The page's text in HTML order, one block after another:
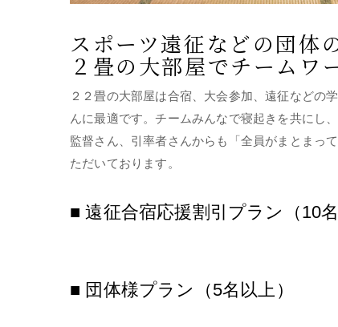
スポーツ遠征などの団体
２畳の大部屋でチームワ
２２畳の大部屋は合宿、大会参加、遠征などの
んに最適です。チームみんなで寝起きを共にし
監督さん、引率者さんからも「全員がまとまっ
ただいております。
■ 遠征合宿応援割引プラン（10名
■ 団体様プラン（5名以上）